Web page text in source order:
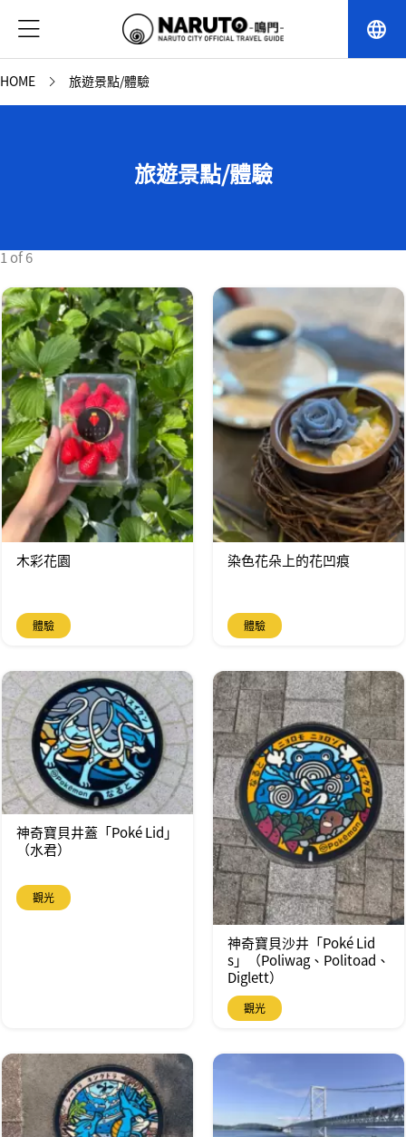
language
HOME 旅遊景點/體驗
旅遊景點/體驗
1 of 6
木彩花園
體驗
染色花朵上的花凹痕
體驗
神奇寶貝井蓋「Poké Lid」
（水君）
觀光
神奇寶貝沙井「Poké Lid
s」（Poliwag、Politoad、
Diglett）
觀光